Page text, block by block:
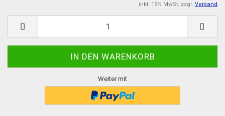
inkl. 19% MwSt. zzgl. Versand
Weiter mit